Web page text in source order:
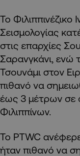
Το Φιλιππινέζικο
Σεισμολογίας
στις επαρχίες
Σαρανγκάνι, ενώ
Τσουνάμι στον
πιθανό να
έως 3 μέτρων σε
Φιλιππίνων.
Το PTWC
ήταν πιθανό να